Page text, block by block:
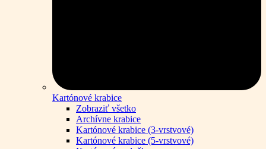
Kartónové krabice
Zobraziť všetko
Archívne krabice
Kartónové krabice (3-vrstvové)
Kartónové krabice (5-vrstvové)